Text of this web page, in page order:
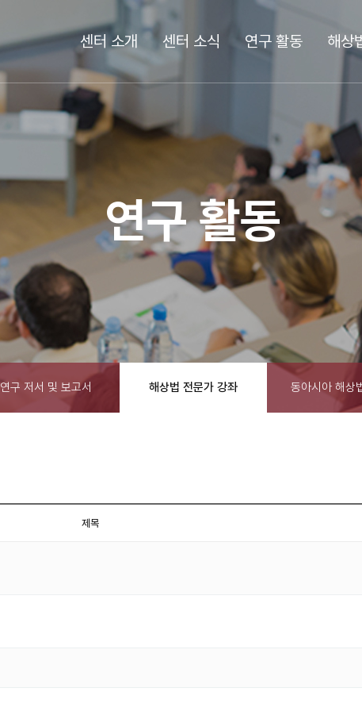
센터 소개 센터 소식 연구 활동 해상
연구 활동
연구 저서 및 보고서 해상법 전문가 강좌 동아시아 해상
제목